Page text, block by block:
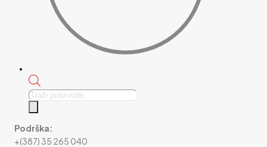
Products
Podrška:
+(387) 35 265 040